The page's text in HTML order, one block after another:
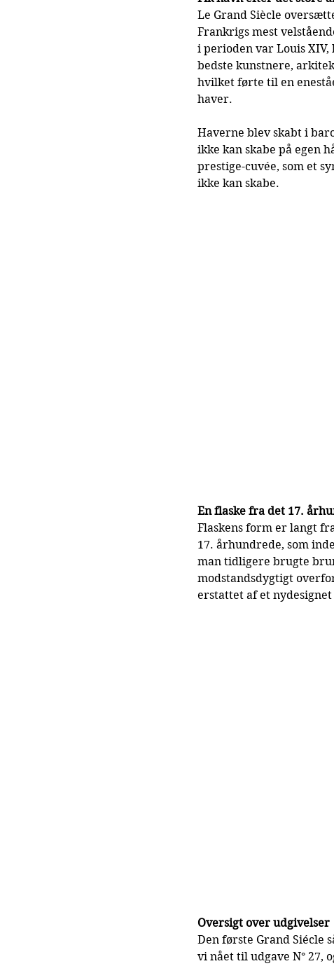
Le Grand Siècle
Frankrigs mest
i perioden var Louis XIV,
bedste kunstnere,
hvilket førte til en
haver.
Haverne blev skabt i
ikke kan skabe på egen
prestige-cuvée, som et
ikke kan skabe.
En flaske fra det 17.
Flaskens form er langt
17. århundrede, som
man tidligere brugte
modstandsdygtigt
erstattet af et
Oversigt over udgivelser
Den første Grand Siécle
vi nået til udgave N° 27,